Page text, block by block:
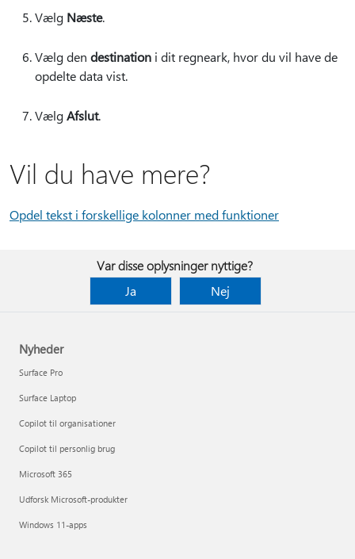
Vælg Næste.
Vælg den destination i dit regneark, hvor du vil have de
opdelte data vist.
VælgAfslut.
Vil du have mere?
Opdel tekst i forskellige kolonner med funktioner
Var disse oplysninger nyttige?
Ja
Nej
Nyheder
Surface Pro
Surface Laptop
Copilot til organisationer
Copilot til personlig brug
Microsoft 365
Udforsk Microsoft-produkter
Windows 11-apps